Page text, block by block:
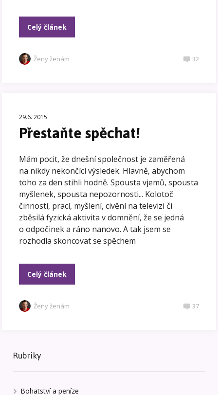
Celý článek
Ženy ženám 32
29.6. 2015
Přestaňte spěchat!
Mám pocit, že dnešní společnost je zaměřená
na nikdy nekončící výsledek. Hlavně, abychom
toho za den stihli hodně. Spousta vjemů, spousta
myšlenek, spousta nepozornosti... Kolotoč
činností, prací, myšlení, civění na televizi či
zběsilá fyzická aktivita v domnění, že se jedná
o odpočinek a ráno nanovo. A tak jsem se
rozhodla skoncovat se spěchem
Celý článek
Ženy ženám 37
Rubriky
Bohatství a peníze